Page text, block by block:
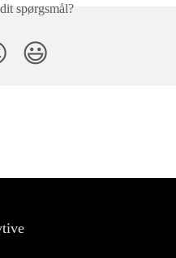
spørgsmål?
😃